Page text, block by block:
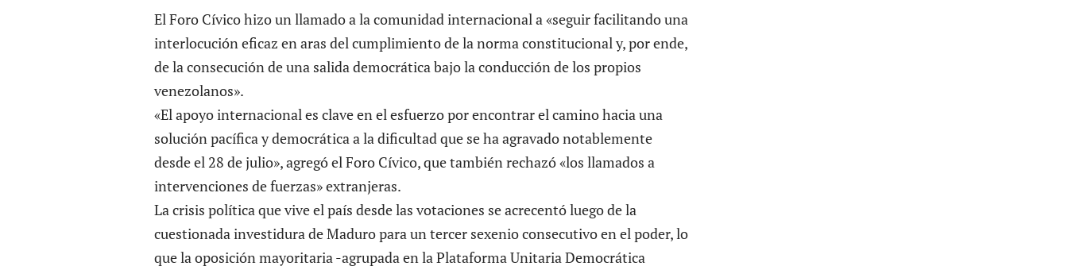
El Foro Cívico hizo un llamado a la comunidad internacional a «seguir facilitando una
interlocución eficaz en aras del cumplimiento de la norma constitucional y, por ende,
de la consecución de una salida democrática bajo la conducción de los propios
venezolanos».
«El apoyo internacional es clave en el esfuerzo por encontrar el camino hacia una
solución pacífica y democrática a la dificultad que se ha agravado notablemente
desde el 28 de julio», agregó el Foro Cívico, que también rechazó «los llamados a
intervenciones de fuerzas» extranjeras.
La crisis política que vive el país desde las votaciones se acrecentó luego de la
cuestionada investidura de Maduro para un tercer sexenio consecutivo en el poder, lo
que la oposición mayoritaria -agrupada en la Plataforma Unitaria Democrática